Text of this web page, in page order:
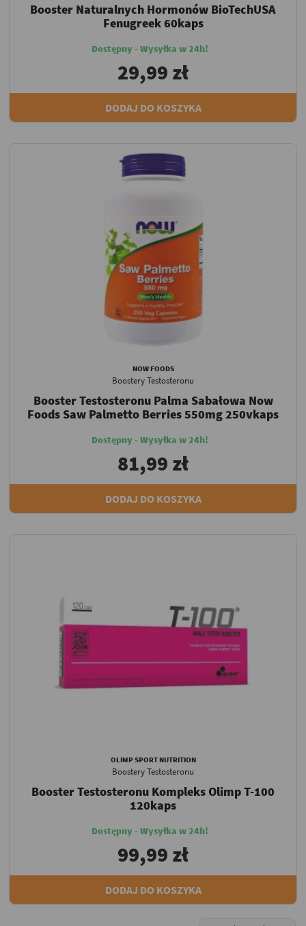
Booster Naturalnych Hormonów BioTechUSA
Fenugreek 60kaps
Dostępny - Wysyłka w 24h!
29,99 zł
DODAJ DO KOSZYKA
NOW FOODS
Boostery Testosteronu
Booster Testosteronu Palma Sabałowa Now
Foods Saw Palmetto Berries 550mg 250vkaps
Dostępny - Wysyłka w 24h!
81,99 zł
DODAJ DO KOSZYKA
OLIMP SPORT NUTRITION
Boostery Testosteronu
Booster Testosteronu Kompleks Olimp T-100
120kaps
Dostępny - Wysyłka w 24h!
99,99 zł
DODAJ DO KOSZYKA